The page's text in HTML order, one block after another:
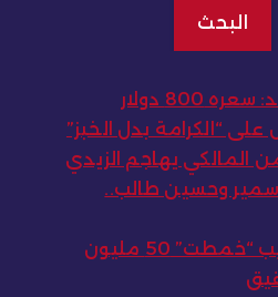
البحث
ترند قميص مصطفى سند: سعره 800 دولار
“الكرامة بدل الخبز”
المالكي يهاجم الزيدي
سمير وحسين طالب..
شركة زكار.. أقارب آراس حبيب “خمطت” 50 مليون